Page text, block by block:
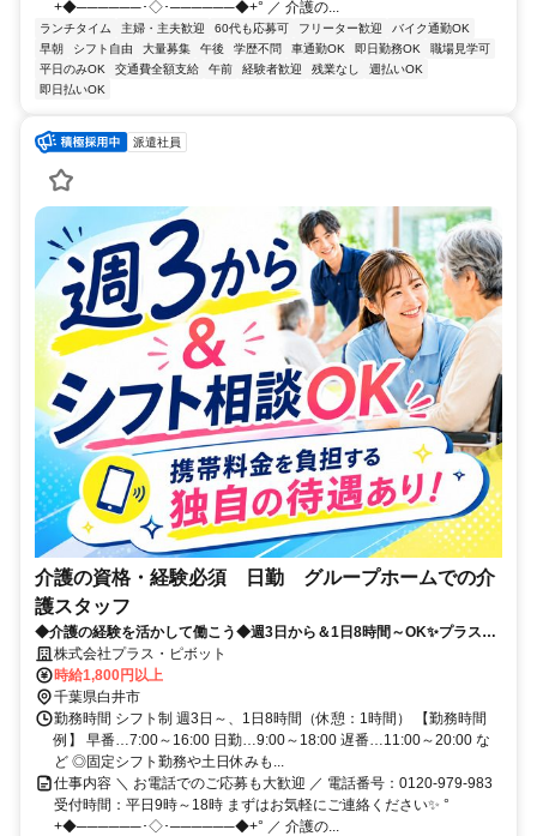
+◆──────･◇･──────◆+° ／ 介護の...
ランチタイム 主婦・主夫歓迎 60代も応募可 フリーター歓迎
バイク通勤OK
早朝
シフト自由 大量募集 午後 学歴不問 車通勤OK 即日勤務OK
職場見学可
平日のみOK
交通費全額支給 午前 経験者歓迎 残業なし
週払いOK
即日払いOK
派遣社員
介護の資格・経験必須 日勤 グループホームでの介
護スタッフ
◆介護の経験を活かして働こう◆週3日から＆1日8時間～OK✨プラス・
ピボット独自の福利厚生が多数！
株式会社プラス・ピボット
時給1,800円以上
千葉県白井市
勤務時間 シフト制 週3日～、1日8時間（休憩：1時間） 【勤務時間
例】 早番…7:00～16:00 日勤…9:00～18:00 遅番…11:00～20:00 な
ど ◎固定シフト勤務や土日休みも...
仕事内容 ＼ お電話でのご応募も大歓迎 ／ 電話番号：0120-979-983
受付時間：平日9時～18時 まずはお気軽にご連絡ください✨ °
+◆──────･◇･──────◆+° ／ 介護の...